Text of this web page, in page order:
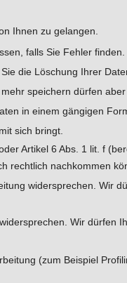
Ihnen zu gelangen.
falls Sie Fehler finden.
die Löschung Ihrer
speichern dürfen
in einem gängigen
sich bringt.
Artikel 6 Abs. 1 lit. f
rechtlich nachkommen
widersprechen. Wir
Wir dürfen
(zum Beispiel